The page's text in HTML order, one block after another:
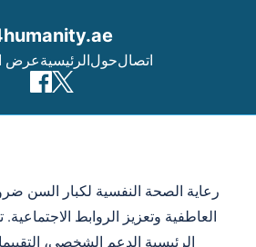
عرضالرئيسيةحولاتصال
رعاية الصحة النفسية لكبار السن
العاطفية وتعزيز الروابط
الرئيسية الدعم الشخصي،